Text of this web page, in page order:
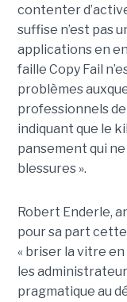
contenter
suffise n’est pas
applications en
faille Copy Fail
problèmes
professionnels de
indiquant que le
pansement qui
blessures ».
Robert Enderle,
pour sa part
« briser la vitre en
les
pragmatique au